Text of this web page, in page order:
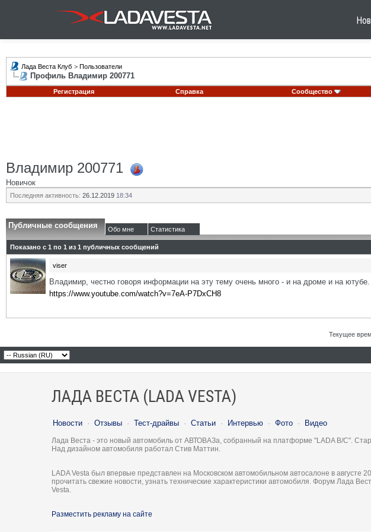
Лада Веста Клуб > Пользователи
Профиль Владимир 200771
Регистрация
Справка Сообщество
Владимир 200771
Новичок
Последняя активность: 26.12.2019 18:34
Публичные сообщения Обо мне Статистика
Показано с 1 по 1 из 1 публичных сообщений
viser
Владимир, честно говоря информации на эту тему очень много - и на дроме и на
https://www.youtube.com/watch?v=7eA-P7DxCH8
Текущее
ЛАДА ВЕСТА (LADA VESTA)
Новости · Отзывы · Тест-драйвы · Статьи · Интервью · Фото · Видео
Лада Веста - это новый автомобиль от АВТОВАЗа, собранный на платформе "LADA B/C".
Над дизайном автомобиля работал Стив Маттин.
LADA Vesta был впервые представлен на Московском автомобильном автосалоне в августе
прочитать свежие новости, узнать технические характеристики автомобиля. Форум Лада
Vesta.
Разместить рекламу на сайте